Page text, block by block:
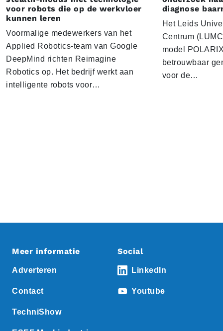
voor robots die op de werkvloer
kunnen leren
Voormalige medewerkers van het
Applied Robotics-team van Google
DeepMind richten Reimagine
Robotics op. Het bedrijf werkt aan
intelligente robots voor…
diagnose
Het Leids
Centrum
model
betrouwbaar
voor de…
Meer informatie
Adverteren
Contact
TechniShow
Social
LinkedIn
Youtube